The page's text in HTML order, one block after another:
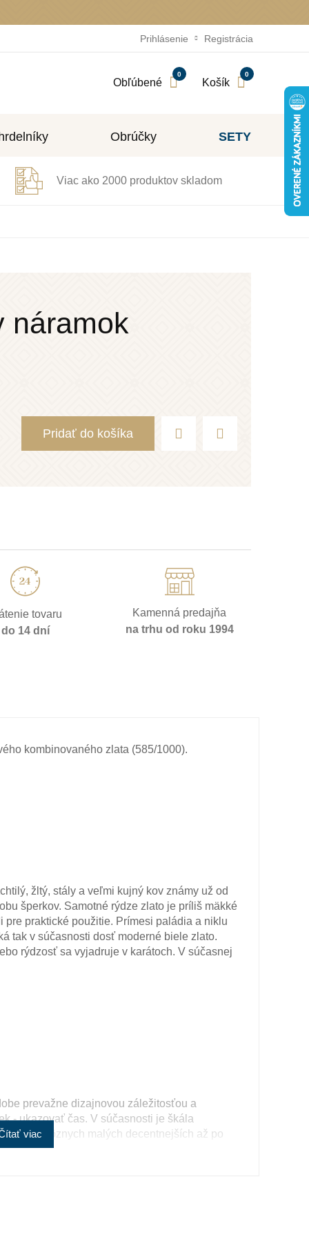
Prihlásenie Registrácia
Obľúbené
0
Košík
0
Obrúčky SETY
Viac ako 2000 produktov skladom
náramok
Pridať do košíka
tovaru
do 14 dní
Kamenná predajňa
na trhu od roku 1994
kombinovaného zlata (585/1000).
žltý, stály a veľmi kujný kov známy už od
šperkov. Samotné rýdze zlato je príliš mäkké
praktické použitie. Prímesi paládia a niklu
tak v súčasnosti dosť moderné biele zlato.
rýdzosť sa vyjadruje v karátoch. V súčasnej
prevažne dizajnovou záležitosťou a
- ukazovať čas. V súčasnosti je škála
od rôznych malých decentnejších až po
viac